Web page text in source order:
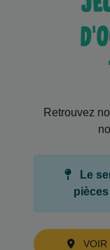
Retrouvez
Le
VOIR